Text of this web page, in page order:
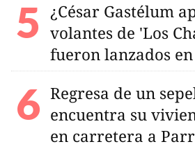
¿César Gastélum
volantes de 'Los
fueron lanzados
Regresa de un
encuentra su
en carretera a